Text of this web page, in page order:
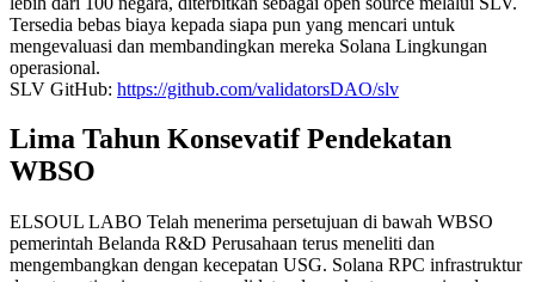
Tersedia bebas biaya kepada siapa pun yang mencari untuk
mengevaluasi dan membandingkan mereka Solana Lingkungan
operasional.
SLV GitHub: https://github.com/validatorsDAO/slv
Lima Tahun Konsevatif Pendekatan
WBSO
ELSOUL LABO Telah menerima persetujuan di bawah WBSO
pemerintah Belanda R&D Perusahaan terus meneliti dan
mengembangkan dengan kecepatan USG. Solana RPC infrastruktur